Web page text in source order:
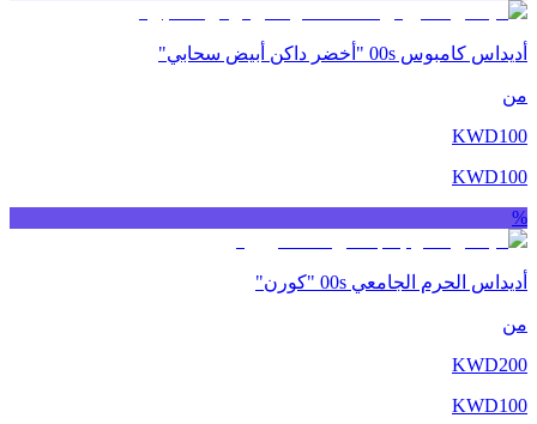
أديداس كامبوس 00s "أخضر داكن أبيض سحابي"
من
KWD100
KWD100
%
أديداس الحرم الجامعي 00s "كورن"
من
KWD200
KWD100